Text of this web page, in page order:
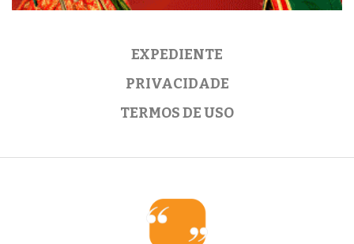
EXPEDIENTE
PRIVACIDADE
TERMOS DE USO